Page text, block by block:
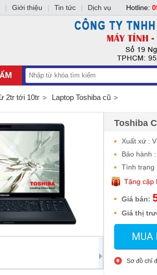
2tr tới 10tr Laptop Toshiba cũ
Toshiba
Xuất xứ :
Bảo hành
Tình trạng
Tặng cặp
Giá bán:
Giá thị
MUA
Sơ đồ chỉ
| Giới thiệu | Tin tức | Dịch vụ Hotline: